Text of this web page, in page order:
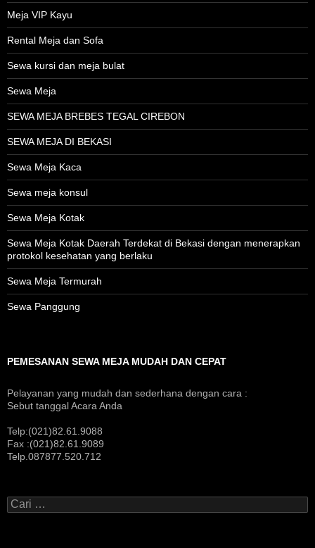
Meja VIP Kayu
Rental Meja dan Sofa
Sewa kursi dan meja bulat
Sewa Meja
SEWA MEJA BREBES TEGAL CIREBON
SEWA MEJA DI BEKASI
Sewa Meja Kaca
Sewa meja konsul
Sewa Meja Kotak
Sewa Meja Kotak Daerah Terdekat di Bekasi dengan menerapkan
protokol kesehatan yang berlaku
Sewa Meja Termurah
Sewa Panggung
PEMESANAN SEWA MEJA MUDAH DAN CEPAT
Pelayanan yang mudah dan sederhana dengan cara :
Sebut tanggal Acara Anda
Telp:(021)82.61.9088
Fax :(021)82.61.9089
Telp.087877.520.712
Cari
untuk: